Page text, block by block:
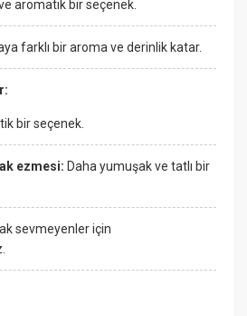
aromatik bir seçenek.
farklı bir aroma ve derinlik katar.
bir seçenek.
ezmesi: Daha yumuşak ve tatlı bir
sevmeyenler için